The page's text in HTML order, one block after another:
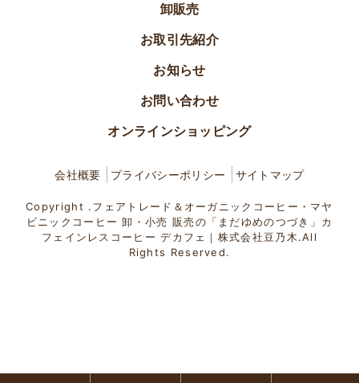
卸販売
お取引先紹介
お知らせ
お問い合わせ
オンラインショッピング
会社概要 プライバシーポリシー サイトマップ
Copyright .フェアトレード＆オーガニックコーヒー・マヤ
ビニックコーヒー 卸・小売 販売の「まだゆめのつづき」カ
フェインレスコーヒー デカフェ｜株式会社豆乃木.All
Rights Reserved.